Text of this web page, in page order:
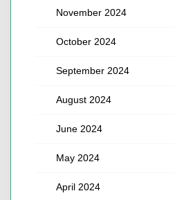
November 2024
October 2024
September 2024
August 2024
June 2024
May 2024
April 2024